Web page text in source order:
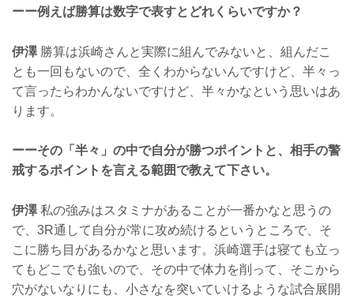
ーー例えば勝算は数字で表すとどれくらいですか？
伊澤勝算は浜崎さんと実際に組んでみないと、組んだこ
とも一回もないので、全くわからないんですけど、半々っ
て言ったらわかんないですけど、半々かなという思いはあ
ります。
ーーその「半々」の中で自分が勝つポイントと、相手の警
戒するポイントを言える範囲で教えて下さい。
伊澤私の強みはスタミナがあることが一番かなと思うの
で、3R通して自分が常に攻め続けるというところで、そ
こに勝ち目があるかなと思います。浜崎選手は寝ても立っ
てもどこでも強いので、その中で体力を削って、そこから
穴がないなりにも、小さなを突いていけるような試合展開